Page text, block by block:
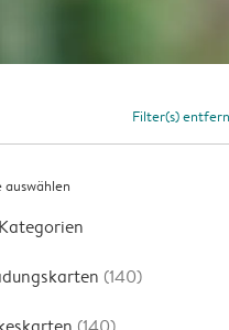
Filter(s)
(140)